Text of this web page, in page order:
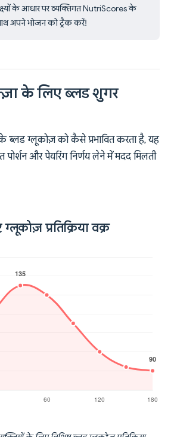
के आधार पर व्यक्तिगत NutriScores के
अपने भोजन को ट्रैक करें!
के लिए ब्लड शुगर
ब्लड ग्लूकोज़ को कैसे प्रभावित करता है, यह
और पेयरिंग निर्णय लेने में मदद मिलती
ग्लूकोज़ प्रतिक्रिया वक्र